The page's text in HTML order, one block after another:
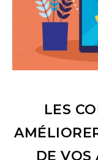
LES
DE VOS